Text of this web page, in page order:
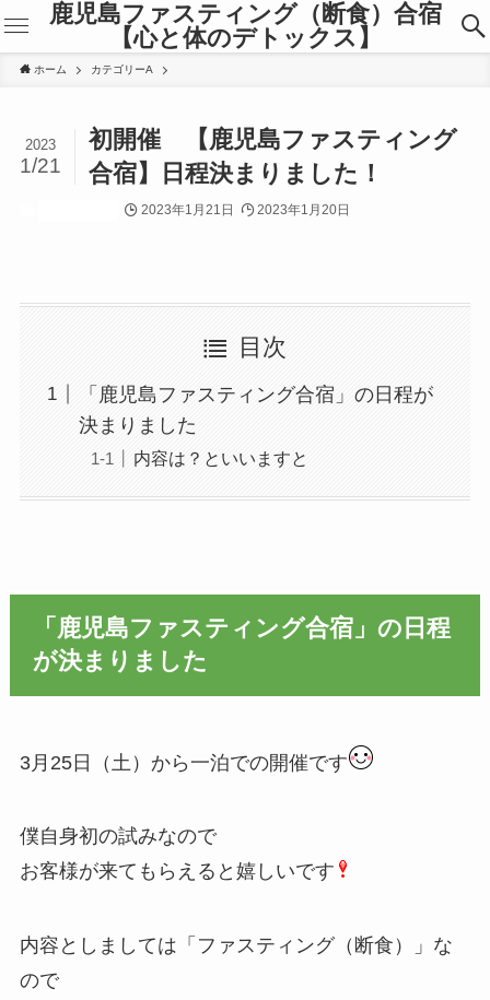
鹿児島ファスティング（断食）合宿
【心と体のデトックス】
ホーム カテゴリーA
初開催 【鹿児島ファスティング
合宿】日程決まりました！
2023
1/21
2023年1月21日 2023年1月20日
目次
「鹿児島ファスティング合宿」の日程が
決まりました
内容は？といいますと
「鹿児島ファスティング合宿」の日程
が決まりました
3月25日（土）から一泊での開催です
僕自身初の試みなので
お客様が来てもらえると嬉しいです
内容としましては「ファスティング（断食）」な
ので